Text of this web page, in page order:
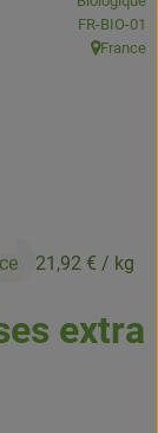
extra
21,92 € / kg
, Autorité
FR-BIO-01
, Origine:
France